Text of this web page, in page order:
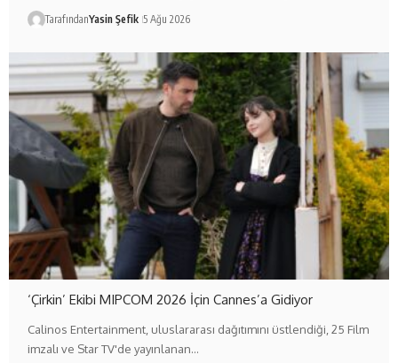
TarafındanYasin Şefik 5 Ağu 2026
‘Çirkin’ Ekibi MIPCOM 2026 İçin Cannes’a Gidiyor
Calinos Entertainment, uluslararası dağıtımını üstlendiği, 25 Film
imzalı ve Star TV'de yayınlanan…